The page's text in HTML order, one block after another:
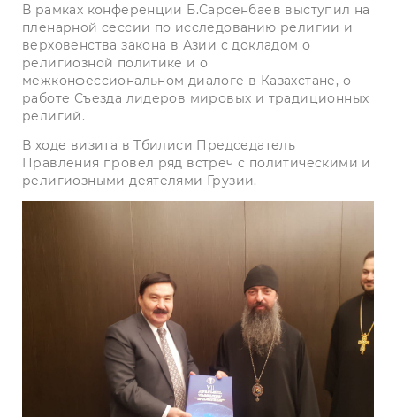
В рамках конференции Б.Сарсенбаев выступил на
пленарной сессии по исследованию религии и
верховенства закона в Азии с докладом о
религиозной политике и о
межконфессиональном диалоге в Казахстане, о
работе Съезда лидеров мировых и традиционных
религий.
В ходе визита в Тбилиси Председатель
Правления провел ряд встреч с политическими и
религиозными деятелями Грузии.